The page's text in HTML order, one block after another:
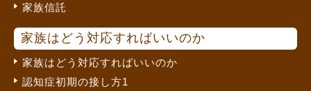
家族信託
家族はどう対応すればいいのか
家族はどう対応すればいいのか
認知症初期の接し方1